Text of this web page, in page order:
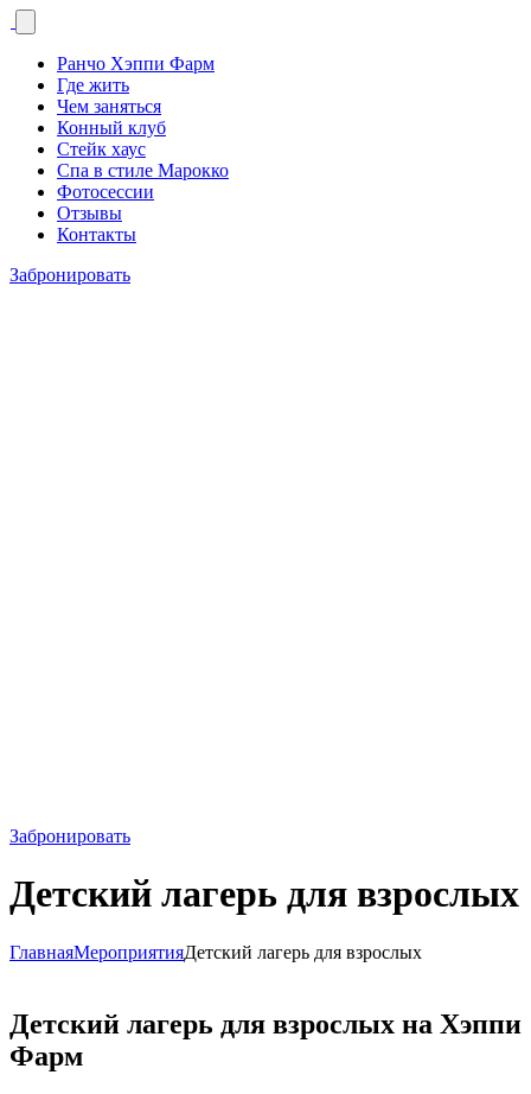
Ранчо Хэппи Фарм
Где жить
Чем заняться
Конный клуб
Стейк хаус
Спа в стиле Марокко
Фотосессии
Отзывы
Контакты
Забронировать
Забронировать
Детский лагерь для взрослых
ГлавнаяМероприятияДетский лагерь для взрослых
Детский лагерь для взрослых на Хэппи
Фарм